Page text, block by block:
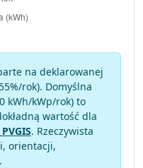
na deklarowanej
%/rok). Domyślna
kWh/kWp/rok) to
wartość dla
. Rzeczywista
orientacji,